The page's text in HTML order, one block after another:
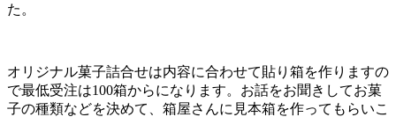
た。
オリジナル菓子詰合せは内容に合わせて貼り箱を作りますの
で最低受注は100箱からになります。お話をお聞きしてお菓
子の種類などを決めて、箱屋さんに見本箱を作ってもらいこ